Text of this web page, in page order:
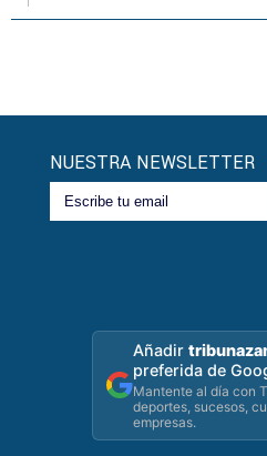
NUESTRA NEWSLETTER
Añadir
preferida de
Mantente al día con
deportes, sucesos,
empresas.